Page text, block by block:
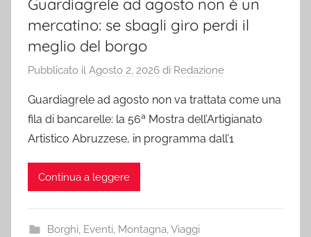
Guardiagrele ad agosto non è un
mercatino: se sbagli giro perdi il
meglio del borgo
Pubblicato il Agosto 2, 2026 di Redazione
Guardiagrele ad agosto non va trattata come una
fila di bancarelle: la 56ª Mostra dell’Artigianato
Artistico Abruzzese, in programma dall’1
Continua a leggere
Borghi, Eventi, Montagna,Viaggi